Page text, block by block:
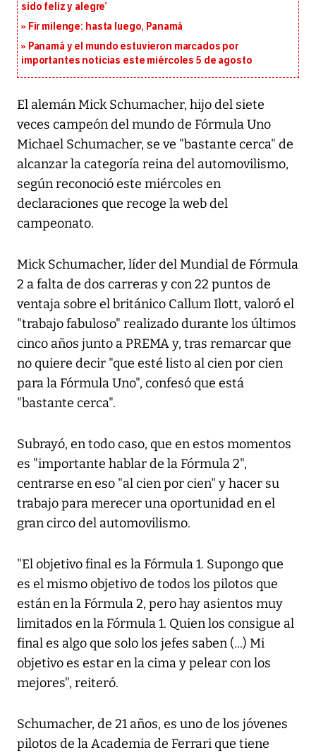
sido feliz y alegre’
Fir milenge: hasta luego, Panamá
Panamá y el mundo estuvieron marcados por
importantes noticias este miércoles 5 de agosto
El alemán Mick Schumacher, hijo del siete
veces campeón del mundo de Fórmula Uno
Michael Schumacher, se ve "bastante cerca" de
alcanzar la categoría reina del automovilismo,
según reconoció este miércoles en
declaraciones que recoge la web del
campeonato.
Mick Schumacher, líder del Mundial de Fórmula
2 a falta de dos carreras y con 22 puntos de
ventaja sobre el británico Callum Ilott, valoró el
"trabajo fabuloso" realizado durante los últimos
cinco años junto a PREMA y, tras remarcar que
no quiere decir "que esté listo al cien por cien
para la Fórmula Uno", confesó que está
"bastante cerca".
Subrayó, en todo caso, que en estos momentos
es "importante hablar de la Fórmula 2",
centrarse en eso "al cien por cien" y hacer su
trabajo para merecer una oportunidad en el
gran circo del automovilismo.
"El objetivo final es la Fórmula 1. Supongo que
es el mismo objetivo de todos los pilotos que
están en la Fórmula 2, pero hay asientos muy
limitados en la Fórmula 1. Quien los consigue al
final es algo que solo los jefes saben (...) Mi
objetivo es estar en la cima y pelear con los
mejores", reiteró.
Schumacher, de 21 años, es uno de los jóvenes
pilotos de la Academia de Ferrari que tiene